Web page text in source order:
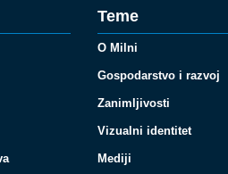
Teme
O Milni
Gospodarstvo i razvoj
Zanimljivosti
Vizualni identitet
Mediji